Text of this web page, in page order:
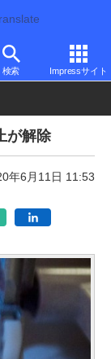
検索 Impressサイト
が解除
年6月11日 11:53